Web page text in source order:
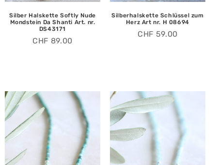
Silber Halskette Softly Nude
Mondstein Da Shanti Art. nr.
DS43171
CHF 89.00
Silberhalskette Schlüssel zum
Herz Art nr. H 08694
CHF 59.00